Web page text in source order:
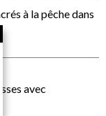
à la pêchedans
avec